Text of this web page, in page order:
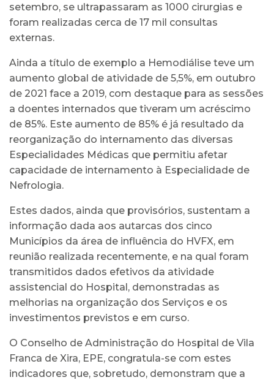
setembro, se ultrapassaram as 1000 cirurgias e
foram realizadas cerca de 17 mil consultas
externas.
Ainda a título de exemplo a Hemodiálise teve um
aumento global de atividade de 5,5%, em outubro
de 2021 face a 2019, com destaque para as sessões
a doentes internados que tiveram um acréscimo
de 85%. Este aumento de 85% é já resultado da
reorganização do internamento das diversas
Especialidades Médicas que permitiu afetar
capacidade de internamento à Especialidade de
Nefrologia.
Estes dados, ainda que provisórios, sustentam a
informação dada aos autarcas dos cinco
Municípios da área de influência do HVFX, em
reunião realizada recentemente, e na qual foram
transmitidos dados efetivos da atividade
assistencial do Hospital, demonstradas as
melhorias na organização dos Serviços e os
investimentos previstos e em curso.
O Conselho de Administração do Hospital de Vila
Franca de Xira, EPE, congratula-se com estes
indicadores que, sobretudo, demonstram que a